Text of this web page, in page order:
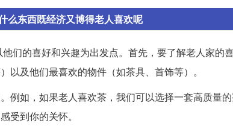
么东西既经济又博得老人喜欢呢
们的喜好和兴趣为出发点。首先，要了解老人家的
以及他们最喜欢的物件（如茶具、首饰等）。
例如，如果老人喜欢茶，我们可以选择一套高质量
受到你的关怀。